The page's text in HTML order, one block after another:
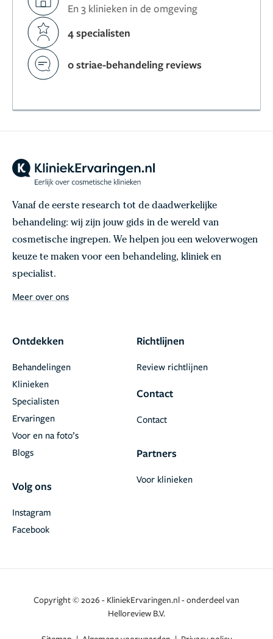
En 3 klinieken in de omgeving
4 specialisten
0 striae-behandeling reviews
Vanaf de eerste research tot de daadwerkelijke
behandeling: wij zijn jouw gids in de wereld van
cosmetische ingrepen. We helpen jou een weloverwogen
keuze te maken voor een behandeling, kliniek en
specialist.
Meer over ons
Ontdekken
Behandelingen
Klinieken
Specialisten
Ervaringen
Voor en na foto’s
Blogs
Volg ons
Facebook
Instagram
Richtlijnen
Review richtlijnen
Contact
Contact
Partners
Voor klinieken
Copyright © 2026 - KliniekErvaringen.nl - onderdeel van
Helloreview B.V.